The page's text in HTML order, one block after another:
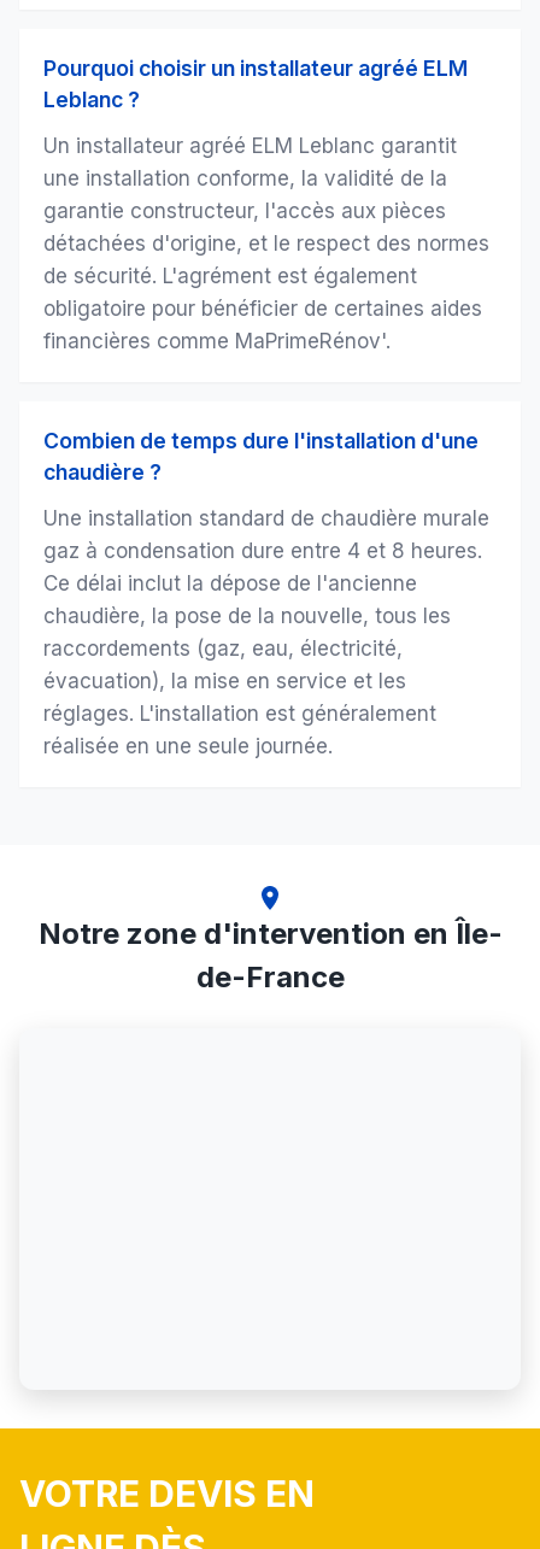
Pourquoi choisir un installateur agréé ELM
Leblanc ?
Un installateur agréé ELM Leblanc garantit
une installation conforme, la validité de la
garantie constructeur, l'accès aux pièces
détachées d'origine, et le respect des normes
de sécurité. L'agrément est également
obligatoire pour bénéficier de certaines aides
financières comme MaPrimeRénov'.
Combien de temps dure l'installation d'une
chaudière ?
Une installation standard de chaudière murale
gaz à condensation dure entre 4 et 8 heures.
Ce délai inclut la dépose de l'ancienne
chaudière, la pose de la nouvelle, tous les
raccordements (gaz, eau, électricité,
évacuation), la mise en service et les
réglages. L'installation est généralement
réalisée en une seule journée.
Notre zone d'intervention en Île-
de-France
VOTRE DEVIS EN